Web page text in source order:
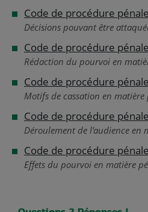
Code de procédure
Décisions pouvant être
Code de procédure
Rédaction du pourvoi en
Code de procédure
Motifs de cassation en matière
Code de procédure
Déroulement de l'audience en
Code de procédure
Effets du pourvoi en matière